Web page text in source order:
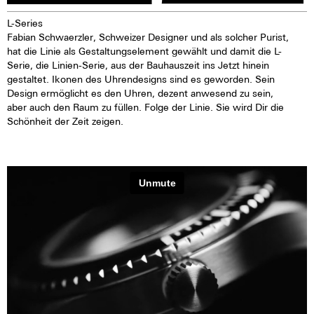
L-Series
Fabian Schwaerzler, Schweizer Designer und als solcher Purist,
hat die Linie als Gestaltungselement gewählt und damit die L-
Serie, die Linien-Serie, aus der Bauhauszeit ins Jetzt hinein
gestaltet. Ikonen des Uhrendesigns sind es geworden. Sein
Design ermöglicht es den Uhren, dezent anwesend zu sein,
aber auch den Raum zu füllen. Folge der Linie. Sie wird Dir die
Schönheit der Zeit zeigen.